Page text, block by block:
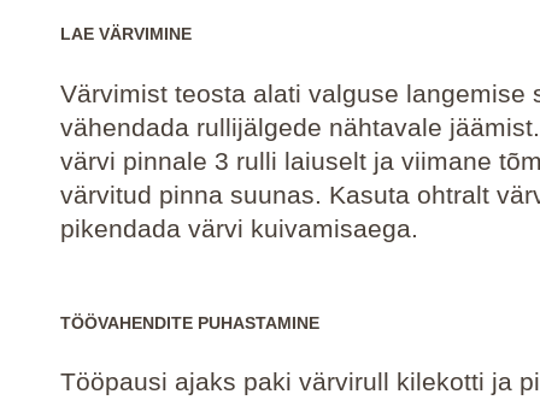
LAE VÄRVIMINE
Värvimist teosta alati valguse langemise
vähendada rullijälgede nähtavale
värvi pinnale 3 rulli laiuselt ja viimane
värvitud pinna suunas. Kasuta ohtralt
pikendada värvi kuivamisaega.
TÖÖVAHENDITE PUHASTAMINE
Tööpausi ajaks paki värvirull kilekotti ja